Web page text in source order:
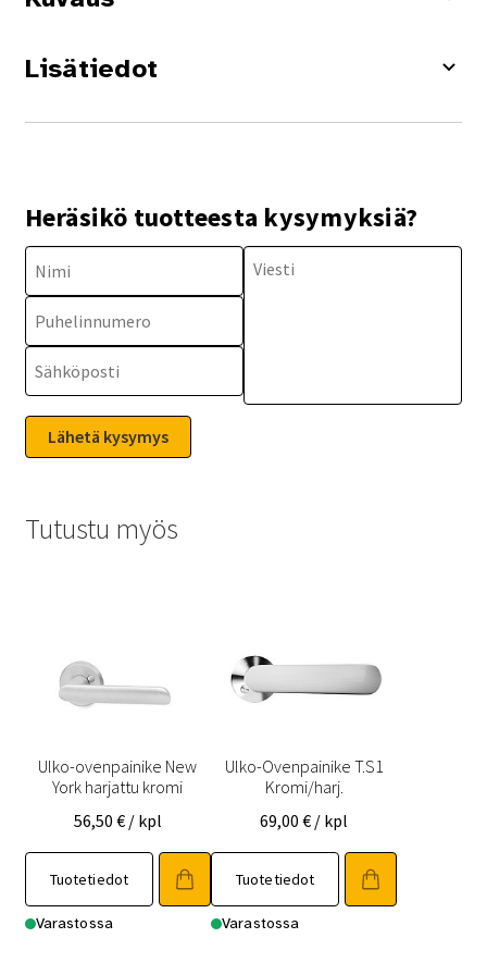
Lisätiedot
Heräsikö tuotteesta kysymyksiä?
Tutustu myös
Ulko-ovenpainike New
York harjattu kromi
56,50 € / kpl
Tuotetiedot
Varastossa
Ulko-Ovenpainike T.S1
Kromi/harj.
69,00€ / kpl
Tuotetiedot
Varastossa